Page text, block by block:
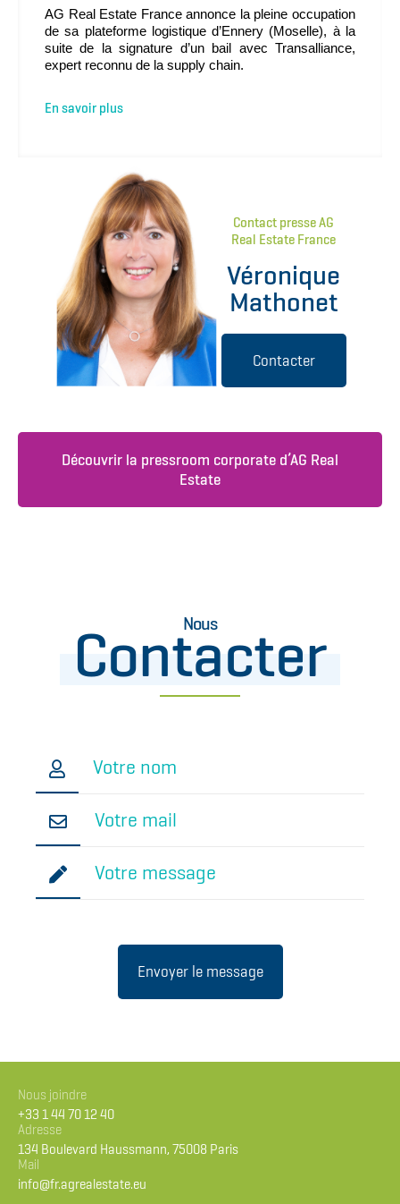
AG Real Estate France annonce la pleine occupation
de sa plateforme logistique d’Ennery (Moselle), à la
suite de la signature d’un bail avec Transalliance,
expert reconnu de la supply chain.
En savoir plus
Contact presse AG
Real Estate France
Véronique
Mathonet
Contacter
Découvrir la pressroom corporate d’AG Real
Estate
Nous
Contacter
Nous joindre
+33 1 44 70 12 40
Adresse
134 Boulevard Haussmann, 75008 Paris
Mail
info@fr.agrealestate.eu